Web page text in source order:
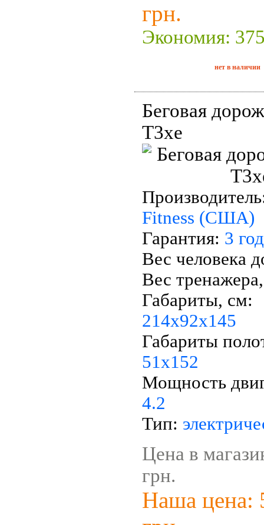
грн.
Экономия:
нет в наличии
Беговая
T3xe
Fitness (США)
Гарантия: 3
Вес человека
Вес
Габариты, см:
214x92x145
Габариты
51х152
Мощность
4.2
Тип:
Цена в
грн.
Наша цена: